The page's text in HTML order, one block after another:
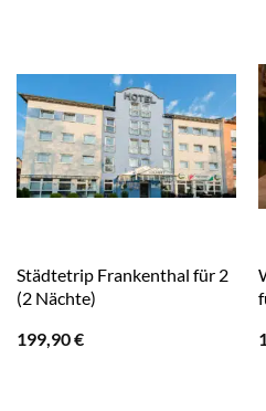
Städtetrip Frankenthal für 2
(2 Nächte)
199,90€